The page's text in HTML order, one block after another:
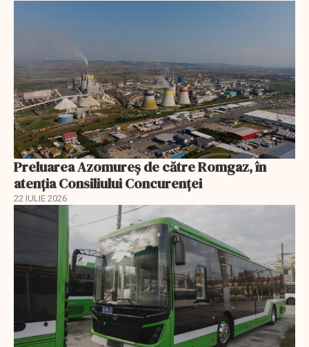
Preluarea Azomureş de către Romgaz, în
atenţia Consiliului Concurenţei
22 IULIE 2026